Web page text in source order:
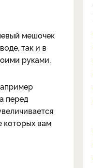
мешочек
так и в
руками.
перед
которых вам